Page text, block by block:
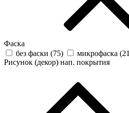
Фаска
без фаски (75) микрофаска (21
Рисунок (декор) нап. покрытия